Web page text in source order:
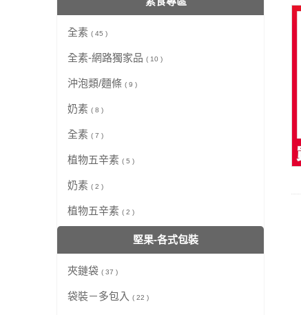
全素 ( 45 )
全素-網路獨家品 ( 10 )
沖泡類/麵條 ( 9 )
奶素 ( 8 )
全素 ( 7 )
植物五辛素 ( 5 )
奶素 ( 2 )
植物五辛素 ( 2 )
堅果-各式包裝
夾鏈袋 ( 37 )
袋裝－多包入 ( 22 )